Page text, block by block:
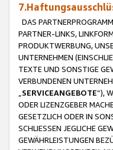
DAS
PARTNER-LINKS,
PRODUKTWERBUNG,
UNTERNEHMEN
TEXTE UND SONSTIGE
VERBUNDENEN
SERVICEANGEBOTE“),
ODER LIZENZGEBER
GESETZLICH ODER IN
SCHLIESSEN JEGLICHE
GEWÄHRLEISTUNGEN